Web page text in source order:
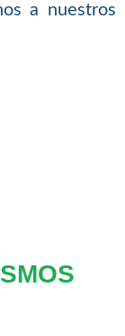
a nuestros